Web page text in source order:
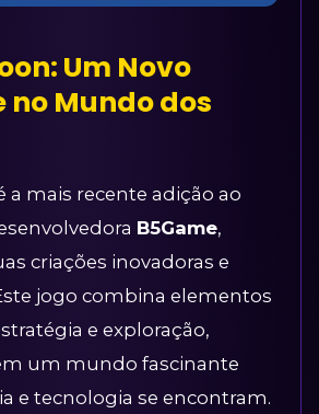
Um Novo
no Mundo dos
a mais recente adição ao
B5Game,
criações inovadoras e
jogo combina elementos
e exploração,
um mundo fascinante
e tecnologia se encontram.